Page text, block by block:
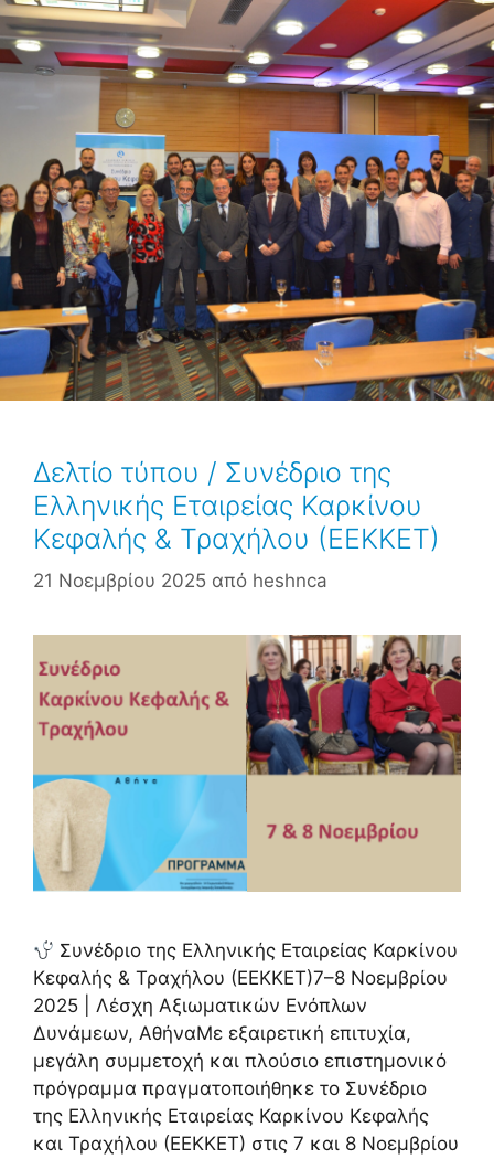
Δελτίο τύπου / Συνέδριο της
Ελληνικής Εταιρείας Καρκίνου
Κεφαλής & Τραχήλου (ΕΕΚΚΕΤ)
21 Νοεμβρίου 2025 από heshnca
Συνέδριο της Ελληνικής Εταιρείας Καρκίνου
Κεφαλής & Τραχήλου (ΕΕΚΚΕΤ)7–8 Νοεμβρίου
2025 | Λέσχη Αξιωματικών Ενόπλων
Δυνάμεων, ΑθήναΜε εξαιρετική επιτυχία,
μεγάλη συμμετοχή και πλούσιο επιστημονικό
πρόγραμμα πραγματοποιήθηκε το Συνέδριο
της Ελληνικής Εταιρείας Καρκίνου Κεφαλής
και Τραχήλου (ΕΕΚΚΕΤ) στις 7 και 8 Νοεμβρίου